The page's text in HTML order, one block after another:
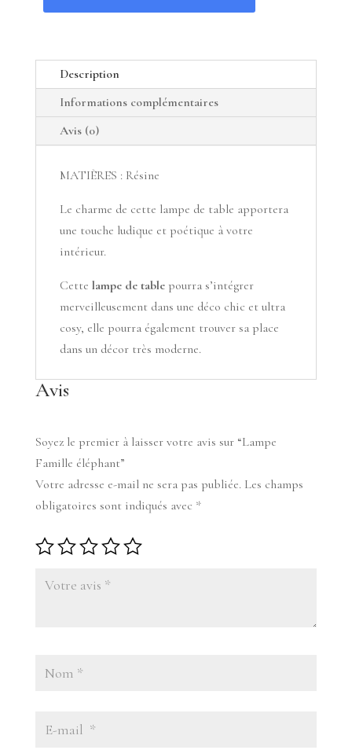
Description
Informations complémentaires
Avis (0)
MATIÈRES : Résine
Le charme de cette lampe de table apportera
une touche ludique et poétique à votre
intérieur.
Cette lampe de table pourra s’intégrer
merveilleusement dans une déco chic et ultra
cosy, elle pourra également trouver sa place
dans un décor très moderne.
Avis
Soyez le premier à laisser votre avis sur “Lampe
Famille éléphant”
Votre adresse e-mail ne sera pas publiée. Les champs
obligatoires sont indiqués avec *